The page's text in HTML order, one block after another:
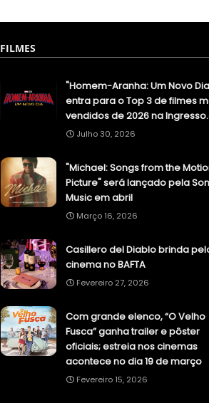
FILMES
"Homem-Aranha: Um Novo
entra para o Top 3 de filmes
vendidos de 2026 na
Julho 30, 2026
"Michael: Songs from the
Picture" será lançado pela
Music em abril
Março 16, 2026
Casillero del Diablo brinda
cinema no BAFTA
Fevereiro 27, 2026
Com grande elenco, “O Velho
Fusca” ganha trailer e pôster
oficiais; estreia nos cinemas
acontece no dia 19 de março
Fevereiro 15, 2026